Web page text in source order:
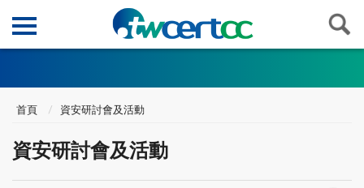
首頁 資安研討會及活動
資安研討會及活動